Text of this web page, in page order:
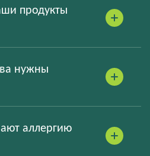
продукты
нужны
аллергию